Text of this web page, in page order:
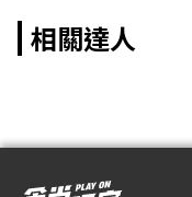
相關達人